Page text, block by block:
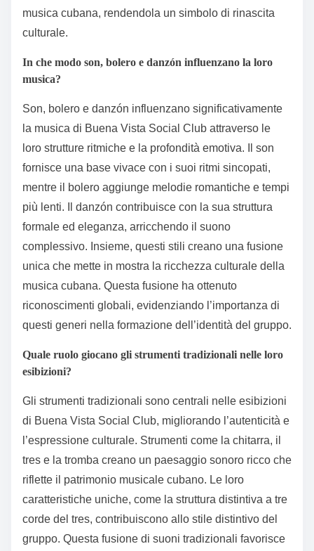
musica cubana, rendendola un simbolo di rinascita
culturale.
In che modo son, bolero e danzón influenzano la loro
musica?
Son, bolero e danzón influenzano significativamente
la musica di Buena Vista Social Club attraverso le
loro strutture ritmiche e la profondità emotiva. Il son
fornisce una base vivace con i suoi ritmi sincopati,
mentre il bolero aggiunge melodie romantiche e tempi
più lenti. Il danzón contribuisce con la sua struttura
formale ed eleganza, arricchendo il suono
complessivo. Insieme, questi stili creano una fusione
unica che mette in mostra la ricchezza culturale della
musica cubana. Questa fusione ha ottenuto
riconoscimenti globali, evidenziando l’importanza di
questi generi nella formazione dell’identità del gruppo.
Quale ruolo giocano gli strumenti tradizionali nelle loro
esibizioni?
Gli strumenti tradizionali sono centrali nelle esibizioni
di Buena Vista Social Club, migliorando l’autenticità e
l’espressione culturale. Strumenti come la chitarra, il
tres e la tromba creano un paesaggio sonoro ricco che
riflette il patrimonio musicale cubano. Le loro
caratteristiche uniche, come la struttura distintiva a tre
corde del tres, contribuiscono allo stile distintivo del
gruppo. Questa fusione di suoni tradizionali favorisce